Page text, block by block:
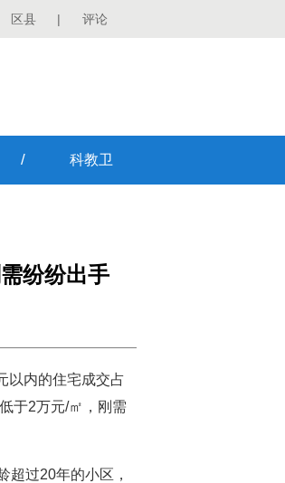
区县 | 评论
/ 科教卫
纷纷出手
以内的住宅成交占
于2万元/㎡，刚需
超过20年的小区，